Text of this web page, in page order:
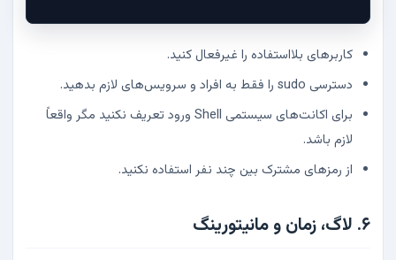
کاربرهای بلااستفاده را غیرفعال کنید.
دسترسی sudo را فقط به افراد و سرویس‌های لازم بدهید.
برای اکانت‌های سیستمی Shell ورود تعریف نکنید مگر واقعاً
لازم باشد.
از رمزهای مشترک بین چند نفر استفاده نکنید.
۶. لاگ، زمان و مانیتورینگ